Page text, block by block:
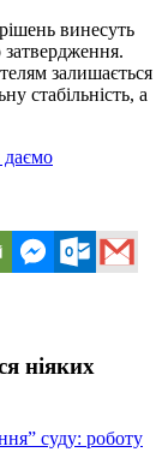
винесуть
затвердження.
залишається
стабільність, а
ніяких
суду: роботу